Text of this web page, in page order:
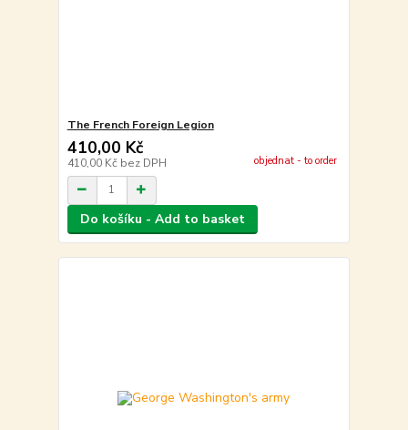
The French Foreign Legion
410,00 Kč
410,00 Kč bez DPH objednat - to order
Do košíku - Add to basket